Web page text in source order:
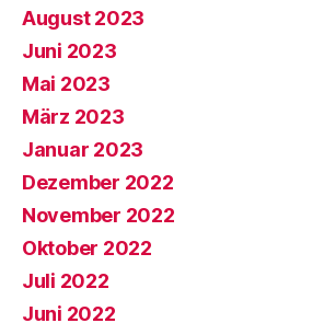
August 2023
Juni 2023
Mai 2023
März 2023
Januar 2023
Dezember 2022
November 2022
Oktober 2022
Juli 2022
Juni 2022